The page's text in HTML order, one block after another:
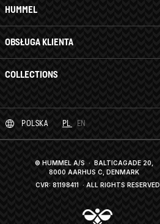
HUMMEL
OBSŁUGA KLIENTA
COLLECTIONS
POLSKA PL EN
© HUMMEL A/S · BALTICAGADE 20,
8000 AARHUS C, DENMARK
CVR: 81198411 · ALL RIGHTS RESERVED